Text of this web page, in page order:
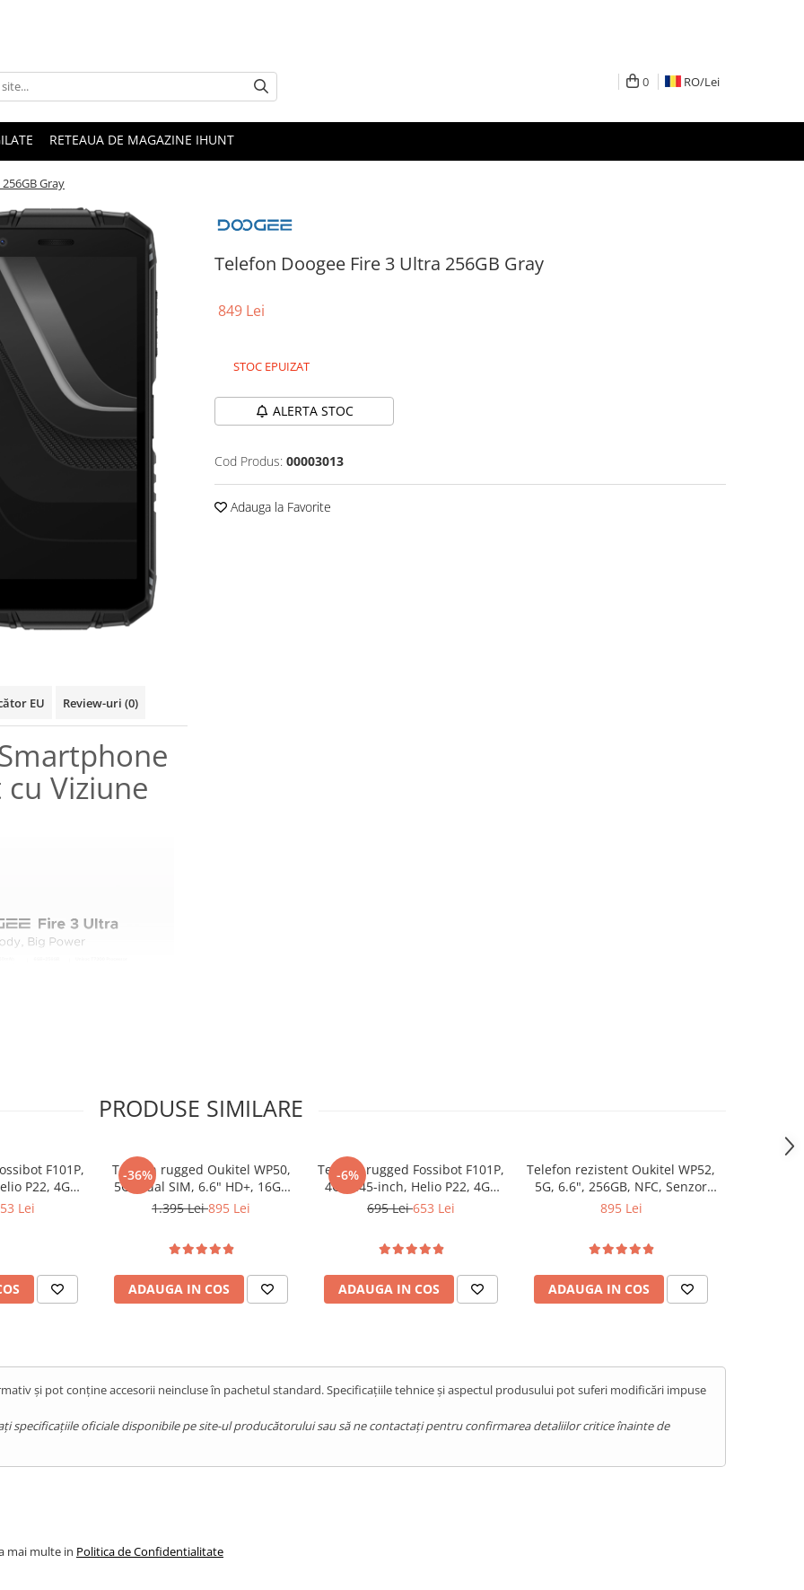
0 RO/Lei
RETEAUA DE MAGAZINE IHUNT
Gray
Telefon Doogee Fire 3 Ultra 256GB Gray
849 Lei
STOC EPUIZAT
ALERTA STOC
Cod Produs: 00003013
Adauga la Favorite
EU Review-uri (0)
Viziune
Fire 3 Ultra este telefonul
PRODUSE SIMILARE
F101P,
P22, 4GB
Lei
-36%
Telefon rugged Oukitel WP50,
5G, Dual SIM, 6.6" HD+, 16GB
RAM (4GB + 12GB), 256GB, NFC,
1.395 Lei895 Lei
ADAUGA IN COS
-6%
Telefon rugged Fossibot F101P,
4G, 5.45-inch, Helio P22, 4GB
RAM, 64GB, 10600mAh,
695 Lei653 Lei
ADAUGA IN COS
Telefon rezistent Oukitel WP52,
5G, 6.6", 256GB, NFC, Senzor
Amprenta, 6500mAh, Android
895 Lei
ADAUGA IN COS
și pot conține accesorii neincluse în pachetul standard. Specificațiile tehnice și aspectul produsului pot suferi modificări impuse
specificațiile oficiale disponibile pe site-ul producătorului sau să ne contactați pentru confirmarea detaliilor critice înainte de
mai multe in Politica de Confidentialitate